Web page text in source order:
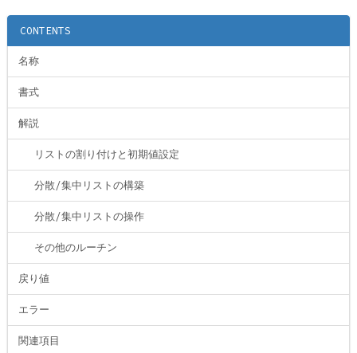
CONTENTS
名称
書式
解説
リストの割り付けと初期値設定
分散/集中リストの構築
分散/集中リストの操作
その他のルーチン
戻り値
エラー
関連項目